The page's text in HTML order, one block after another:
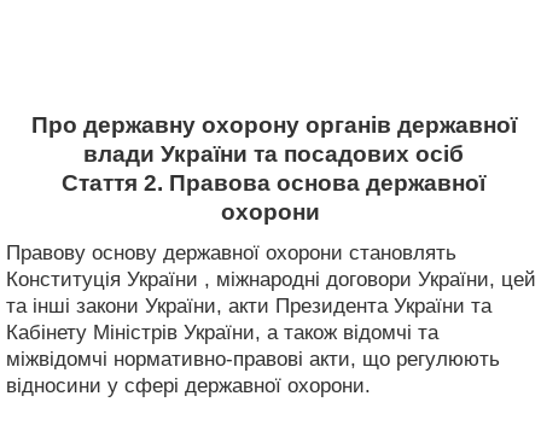
Про державну охорону органів державної
влади України та посадових осіб
Стаття 2. Правова основа державної
охорони
Правову основу державної охорони становлять
Конституція України , міжнародні договори України, цей
та інші закони України, акти Президента України та
Кабінету Міністрів України, а також відомчі та
міжвідомчі нормативно-правові акти, що регулюють
відносини у сфері державної охорони.